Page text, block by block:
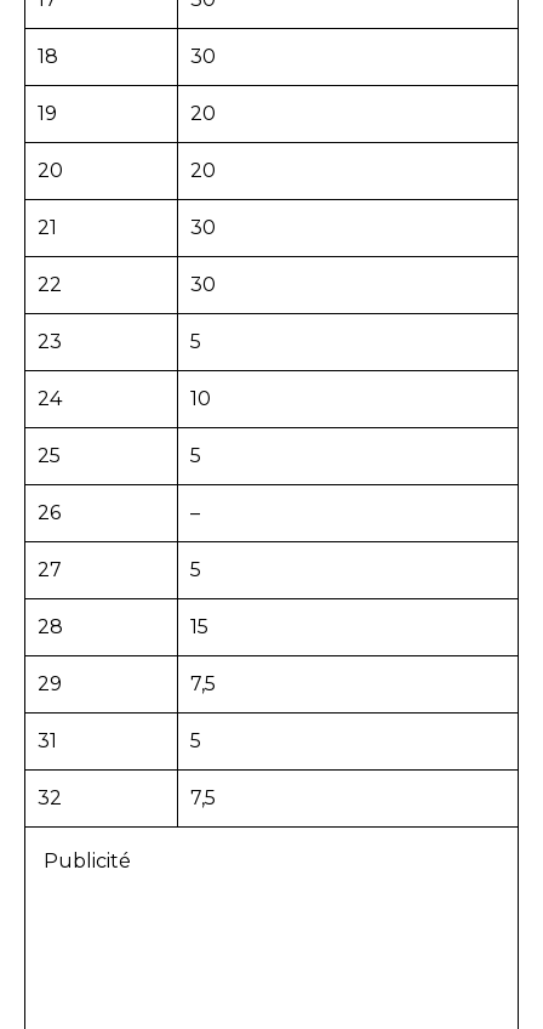
18 30
19 20
20 20
21 30
22 30
23 5
24 10
25 5
26 –
27 5
28 15
29 7,5
31 5
32 7,5
Publicité